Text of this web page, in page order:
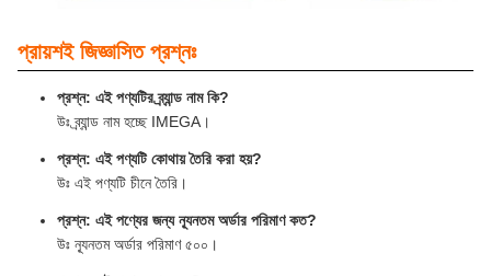
প্রায়শই জিজ্ঞাসিত প্রশ্নঃ
প্রশ্ন: এই পণ্যটির ব্র্যান্ড নাম কি?
উঃ ব্র্যান্ড নাম হচ্ছে IMEGA।
প্রশ্ন: এই পণ্যটি কোথায় তৈরি করা হয়?
উঃ এই পণ্যটি চীনে তৈরি।
প্রশ্ন: এই পণ্যের জন্য ন্যূনতম অর্ডার পরিমাণ কত?
উঃ ন্যূনতম অর্ডার পরিমাণ ৫০০।